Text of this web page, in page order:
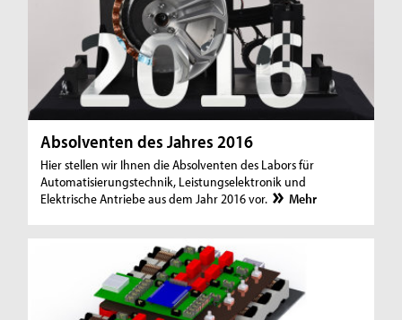
Absolventen des Jahres 2016
Hier stellen wir Ihnen die Absolventen des Labors für
Automatisierungstechnik, Leistungselektronik und
Elektrische Antriebe aus dem Jahr 2016 vor.
Mehr